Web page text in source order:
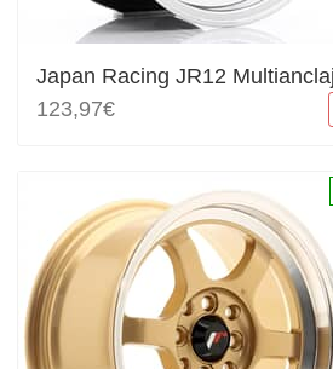
Japan Racing JR12
123,97€